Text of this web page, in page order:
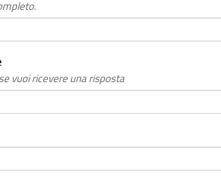
vuoi ricevere una risposta